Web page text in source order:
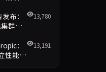
标志着Meta从广告收入
布：
群引
13,780
：
性能否
13,191